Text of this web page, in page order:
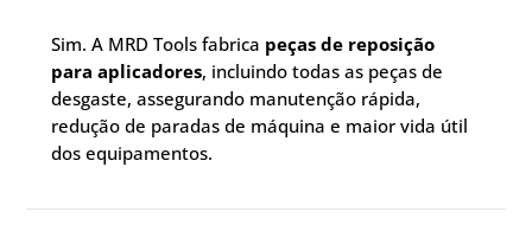
Sim. A MRD Tools fabrica peças de reposição
para aplicadores, incluindo todas as peças de
desgaste, assegurando manutenção rápida,
redução de paradas de máquina e maior vida útil
dos equipamentos.